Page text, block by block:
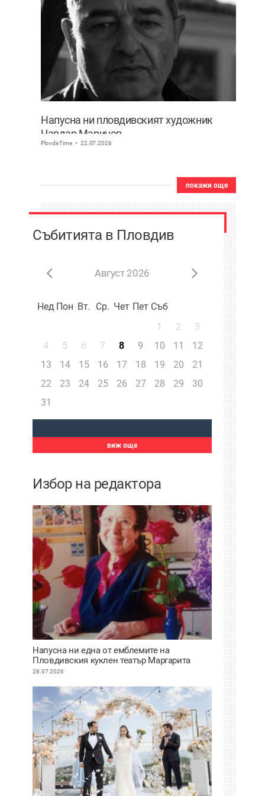
Напусна ни пловдивският художник
Чавдар Маринов
PlovdivTime 22.07.2026
покажи още
Събитията в Пловдив
Август 2026
Нед Пон Вт. Ср. Чет Пет Съб
1
2
3
4
5 6 7 8 9 10 11
12
13
14 15 16 17 18 19 20
21
22
23 24 25 26 27 28 29
30
31
виж още
Избор на редактора
Напусна ни една от емблемите на
Пловдивския куклен театър Маргарита
Апостолова
28.07.2026